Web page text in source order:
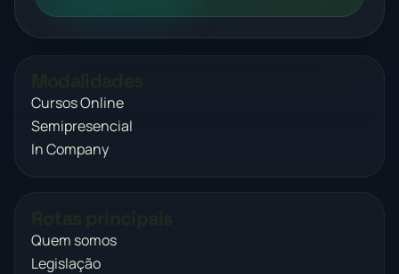
Cursos Online
Semipresencial
In Company
Quem somos
Legislação